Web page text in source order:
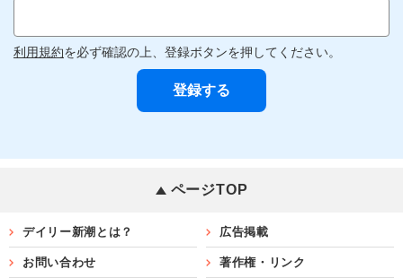
利用規約を必ず確認の上、登録ボタンを押してください。
ページTOP
デイリー新潮とは？ 広告掲載
お問い合わせ 著作権・リンク